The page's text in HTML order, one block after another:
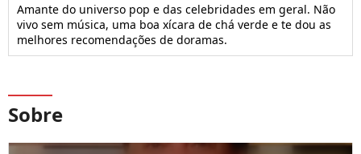
Amante do universo pop e das celebridades em geral. Não
vivo sem música, uma boa xícara de chá verde e te dou as
melhores recomendações de doramas.
Sobre